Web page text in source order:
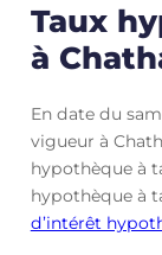
Taux
à
En date du
vigueur à
hypothèque à
hypothèque à
d’intérêt